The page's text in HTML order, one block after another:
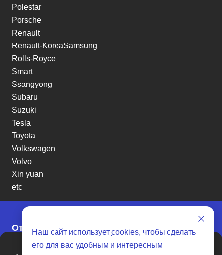
Polestar
Porsche
Renault
Renault-KoreaSamsung
Rolls-Royce
Smart
Ssangyong
Subaru
Suzuki
Tesla
Toyota
Volkswagen
Volvo
Xin yuan
etc
Отзывы о SENAT CARS
Наш сайт использует cookies, чтобы сделать
его для вас удобным и интересным